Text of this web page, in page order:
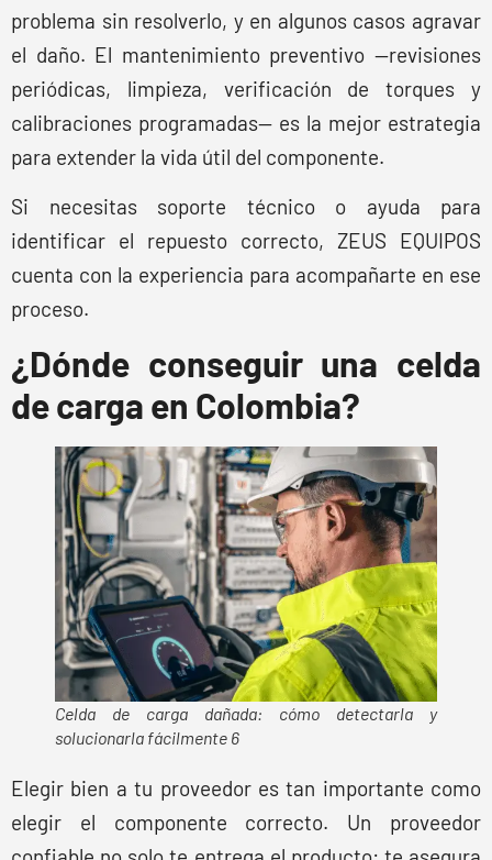
problema sin resolverlo, y en algunos casos agravar
el daño. El mantenimiento preventivo —revisiones
periódicas, limpieza, verificación de torques y
calibraciones programadas— es la mejor estrategia
para extender la vida útil del componente.
Si necesitas soporte técnico o ayuda para
identificar el repuesto correcto, ZEUS EQUIPOS
cuenta con la experiencia para acompañarte en ese
proceso.
¿Dónde conseguir una celda
de carga en Colombia?
Celda de carga dañada: cómo detectarla y
solucionarla fácilmente 6
Elegir bien a tu proveedor es tan importante como
elegir el componente correcto. Un proveedor